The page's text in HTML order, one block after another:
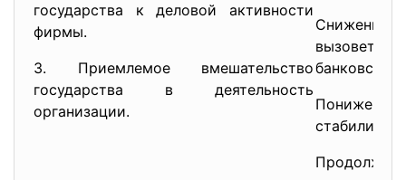
государства к деловой активности
фирмы.
3. Приемлемое вмешательство
государства в деятельность
организации.
Снижение
вызовет
банковских